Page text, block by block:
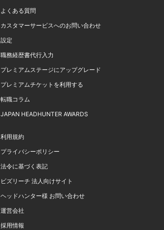
よくある質問
カスタマーサービスへのお問い合わせ
設定
職務経歴書代行入力
プレミアムステージにアップグレード
プレミアムチケットを利用する
転職コラム
JAPAN HEADHUNTER AWARDS
利用規約
プライバシーポリシー
法令に基づく表記
ビズリーチ 法人向けサイト
ヘッドハンター様 お問い合わせ
運営会社
採用情報